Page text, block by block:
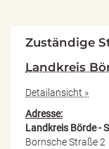
Zuständige
Landkreis
Detailansicht »
Adresse:
Landkreis Börde -
Bornsche Straße 2